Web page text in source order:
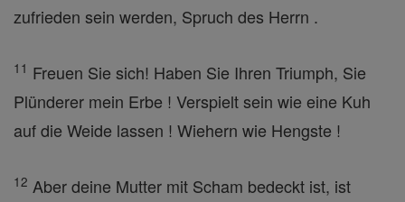
zufrieden sein werden, Spruch des Herrn .
11 Freuen Sie sich! Haben Sie Ihren Triumph, Sie
Plünderer mein Erbe ! Verspielt sein wie eine Kuh
auf die Weide lassen ! Wiehern wie Hengste !
12 Aber deine Mutter mit Scham bedeckt ist, ist